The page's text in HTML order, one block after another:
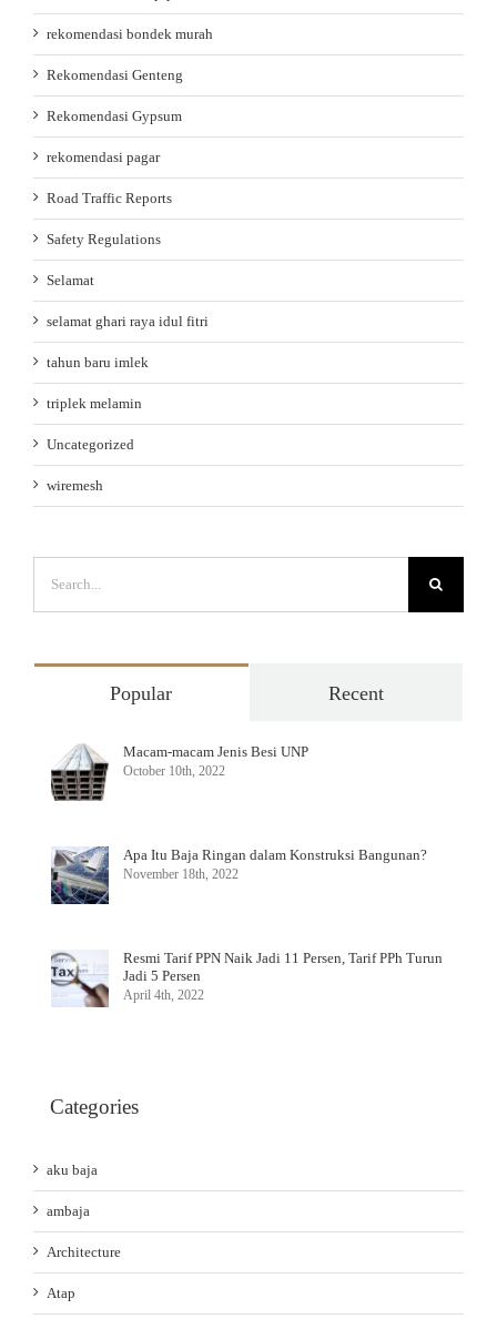
rekomendasi bondek murah
Rekomendasi Genteng
Rekomendasi Gypsum
rekomendasi pagar
Road Traffic Reports
Safety Regulations
Selamat
selamat ghari raya idul fitri
tahun baru imlek
triplek melamin
Uncategorized
wiremesh
for:
Popular Recent
Macam-macam Jenis Besi UNP
October 10th, 2022
Apa Itu Baja Ringan dalam Konstruksi Bangunan?
November 18th, 2022
Resmi Tarif PPN Naik Jadi 11 Persen, Tarif PPh Turun
Jadi 5 Persen
April 4th, 2022
Categories
aku baja
ambaja
Architecture
Atap